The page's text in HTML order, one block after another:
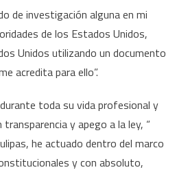
de investigación alguna en mi
de los Estados Unidos,
Unidos utilizando un documento
acredita para ello”.
toda su vida profesional y
y apego a la ley, “
he actuado dentro del marco
y con absoluto,